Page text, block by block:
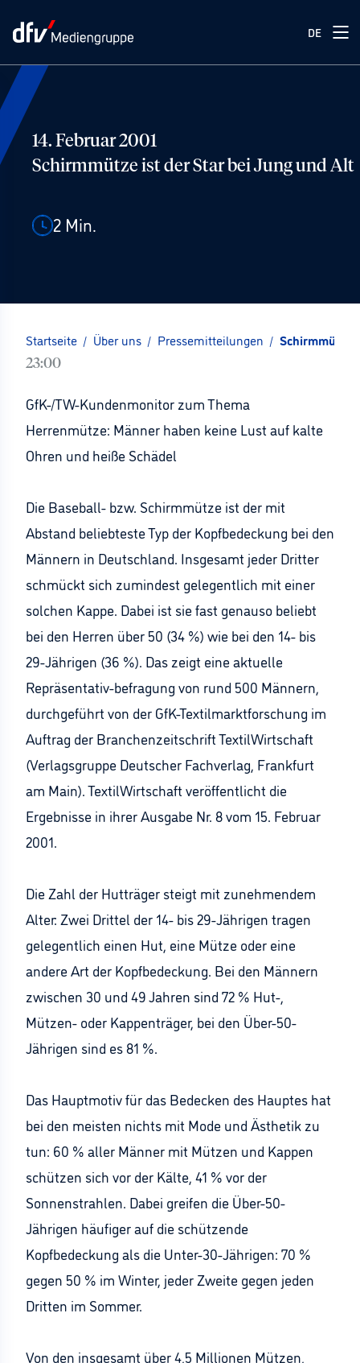
DE
14. Februar 2001
Schirmmütze ist der Star bei Jung und Alt
2 Min.
Startseite / Über uns / Pressemitteilungen / Schirmmütze
23:00
GfK-/TW-Kundenmonitor zum Thema
Herrenmütze: Männer haben keine Lust auf kalte
Ohren und heiße Schädel
Die Baseball- bzw. Schirmmütze ist der mit
Abstand beliebteste Typ der Kopfbedeckung bei den
Männern in Deutschland. Insgesamt jeder Dritter
schmückt sich zumindest gelegentlich mit einer
solchen Kappe. Dabei ist sie fast genauso beliebt
bei den Herren über 50 (34 %) wie bei den 14- bis
29-Jährigen (36 %). Das zeigt eine aktuelle
Repräsentativ-befragung von rund 500 Männern,
durchgeführt von der GfK-Textilmarktforschung im
Auftrag der Branchenzeitschrift TextilWirtschaft
(Verlagsgruppe Deutscher Fachverlag, Frankfurt
am Main). TextilWirtschaft veröffentlicht die
Ergebnisse in ihrer Ausgabe Nr. 8 vom 15. Februar
2001.
Die Zahl der Hutträger steigt mit zunehmendem
Alter: Zwei Drittel der 14- bis 29-Jährigen tragen
gelegentlich einen Hut, eine Mütze oder eine
andere Art der Kopfbedeckung. Bei den Männern
zwischen 30 und 49 Jahren sind 72 % Hut-,
Mützen- oder Kappenträger, bei den Über-50-
Jährigen sind es 81 %.
Das Hauptmotiv für das Bedecken des Hauptes hat
bei den meisten nichts mit Mode und Ästhetik zu
tun: 60 % aller Männer mit Mützen und Kappen
schützen sich vor der Kälte, 41 % vor der
Sonnenstrahlen. Dabei greifen die Über-50-
Jährigen häufiger auf die schützende
Kopfbedeckung als die Unter-30-Jährigen: 70 %
gegen 50 % im Winter, jeder Zweite gegen jeden
Dritten im Sommer.
Von den insgesamt über 4,5 Millionen Mützen,